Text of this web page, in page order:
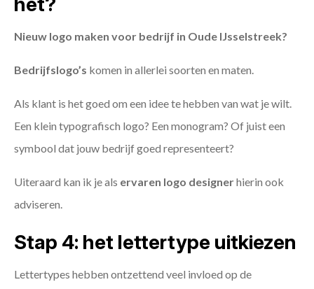
Nieuw logo maken voor bedrijf in Oude IJsselstreek?
Bedrijfslogo’s komen in allerlei soorten en maten.
Als klant is het goed om een idee te hebben van wat je wilt.
Een klein typografisch logo? Een monogram? Of juist een
symbool dat jouw bedrijf goed representeert?
Uiteraard kan ik je als ervaren logo designerhierin ook
adviseren.
Stap 4: het lettertype uitkiezen
Lettertypes hebben ontzettend veel invloed op de